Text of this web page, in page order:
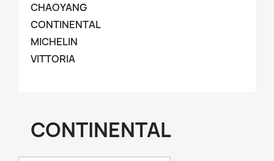
CHAOYANG
CONTINENTAL
MICHELIN
VITTORIA
CONTINENTAL